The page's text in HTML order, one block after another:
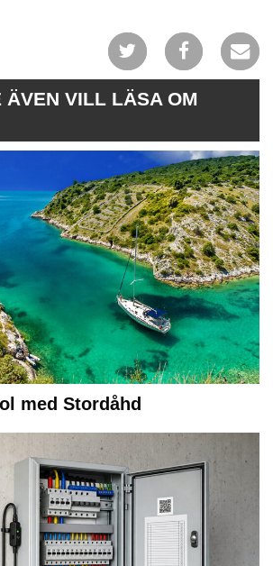
ÄVEN VILL LÄSA OM
med Stordåhd